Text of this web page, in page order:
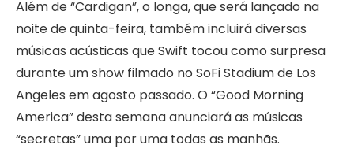
Além de “Cardigan”, o longa, que será lançado na
noite de quinta-feira, também incluirá diversas
músicas acústicas que Swift tocou como surpresa
durante um show filmado no SoFi Stadium de Los
Angeles em agosto passado. O “Good Morning
America” ​​desta semana anunciará as músicas
“secretas” uma por uma todas as manhãs.